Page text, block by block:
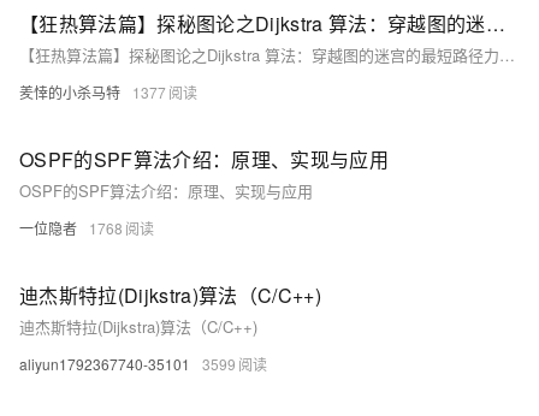
【狂热算法篇】探秘图论之Dijkstra 算法：穿越图的迷宫的最短路径力量（通俗易懂版）
【狂热算法篇】探秘图论之Dijkstra 算法：穿越图的迷宫的最短路径力量（通俗易懂版）
羑悻的小杀马特 1377
OSPF的SPF算法介绍：原理、实现与应用
OSPF的SPF算法介绍：原理、实现与应用
一位隐者 1768
迪杰斯特拉(Dijkstra)算法（C/C++)
迪杰斯特拉(Dijkstra)算法（C/C++)
aliyun1792367740-35101 3599